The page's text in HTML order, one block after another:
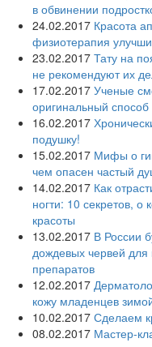
в обвинении
24.02.2017 Красота
физиотерапия
23.02.2017 Тату на
не рекомендуют их
17.02.2017 Ученые
оригинальный
16.02.2017
подушку!
15.02.2017 Мифы о
чем опасен частый
14.02.2017 Как
ногти: 10 секретов, о
красоты
13.02.2017 В России
дождевых червей для
препаратов
12.02.2017
кожу младенцев
10.02.2017 Сделаем
08.02.2017 Мастер-